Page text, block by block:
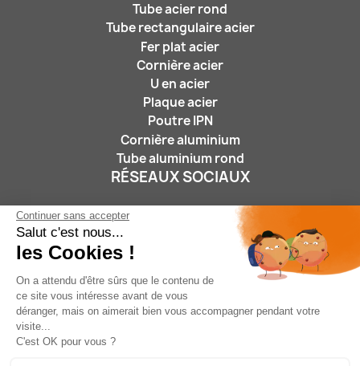
Continuer sans accepter
Salut c'est nous...
les Cookies !
On a attendu d'être sûrs que le contenu de
ce site vous intéresse avant de vous
déranger, mais on aimerait bien vous accompagner pendant votre
visite...
C'est OK pour vous ?
Tube acier rond
Tube rectangulaire acier
Fer plat acier
Cornière acier
U en acier
Plaque acier
Poutre IPN
Cornière aluminium
Tube aluminium rond
RÉSEAUX SOCIAUX
Nous suivre :